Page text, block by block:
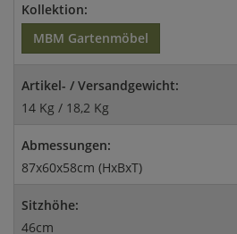
Kollektion:
MBM Gartenmöbel
Artikel- / Versandgewicht:
14 Kg / 18,2 Kg
Abmessungen:
87x60x58cm (HxBxT)
Sitzhöhe:
46cm